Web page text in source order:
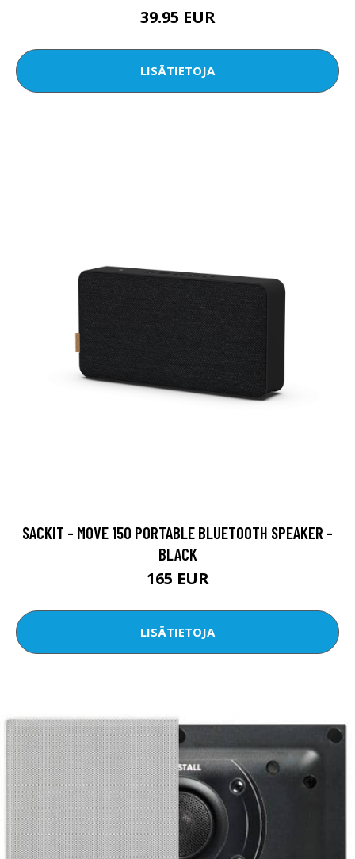
39.95 EUR
LISÄTIETOJA
SACKIT - MOVE 150 PORTABLE BLUETOOTH SPEAKER -
BLACK
165 EUR
LISÄTIETOJA